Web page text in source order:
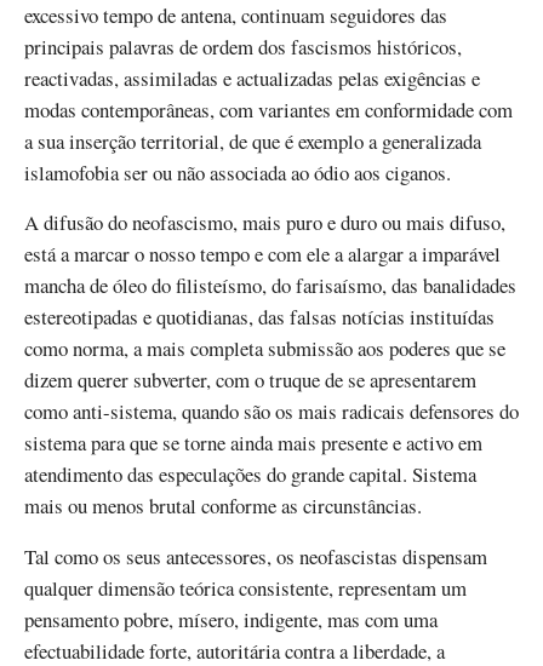
excessivo tempo de antena, continuam seguidores das
principais palavras de ordem dos fascismos históricos,
reactivadas, assimiladas e actualizadas pelas exigências e
modas contemporâneas, com variantes em conformidade com
a sua inserção territorial, de que é exemplo a generalizada
islamofobia ser ou não associada ao ódio aos ciganos.
A difusão do neofascismo, mais puro e duro ou mais difuso,
está a marcar o nosso tempo e com ele a alargar a imparável
mancha de óleo do filisteísmo, do farisaísmo, das banalidades
estereotipadas e quotidianas, das falsas notícias instituídas
como norma, a mais completa submissão aos poderes que se
dizem querer subverter, com o truque de se apresentarem
como anti-sistema, quando são os mais radicais defensores do
sistema para que se torne ainda mais presente e activo em
atendimento das especulações do grande capital. Sistema
mais ou menos brutal conforme as circunstâncias.
Tal como os seus antecessores, os neofascistas dispensam
qualquer dimensão teórica consistente, representam um
pensamento pobre, mísero, indigente, mas com uma
efectuabilidade forte, autoritária contra a liberdade, a